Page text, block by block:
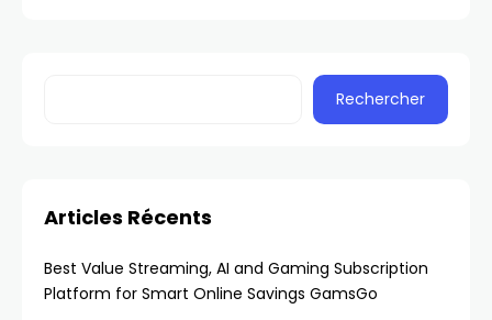
Rechercher
Articles Récents
Best Value Streaming, AI and Gaming Subscription
Platform for Smart Online Savings GamsGo